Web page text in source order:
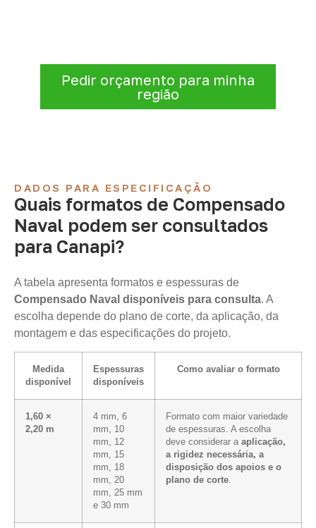
Pedir orçamento para minha
região
DADOS PARA ESPECIFICAÇÃO
Quais formatos de Compensado
Naval podem ser consultados
para Canapi?
A tabela apresenta formatos e espessuras de
Compensado Naval disponíveis para consulta. A
escolha depende do plano de corte, da aplicação, da
montagem e das especificações do projeto.
Medida
disponível
Espessuras
disponíveis
Como avaliar o formato
1,60 ×
2,20 m
4 mm, 6
mm, 10
mm, 12
mm, 15
mm, 18
mm, 20
mm, 25 mm
e 30 mm
Formato com maior variedade
de espessuras. A escolha
deve considerar a aplicação,
a rigidez necessária, a
disposição dos apoios e o
plano de corte.